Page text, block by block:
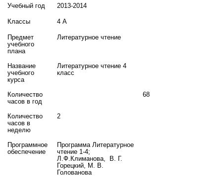
Учебный год
2013-2014
Классы 4 А
Предмет
учебного
плана
Литературное чтение
Название
учебного
курса
Литературное чтение 4
класс
Количество
часов в год
68
Количество
часов в
неделю
2
Программное
обеспечение
Программа Литературное
чтение 1-4;
Л.Ф.Климанова,
В. Г.
Горецкий, М. В.
Голованова